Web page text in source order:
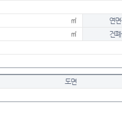
㎡
연
㎡
건
도면